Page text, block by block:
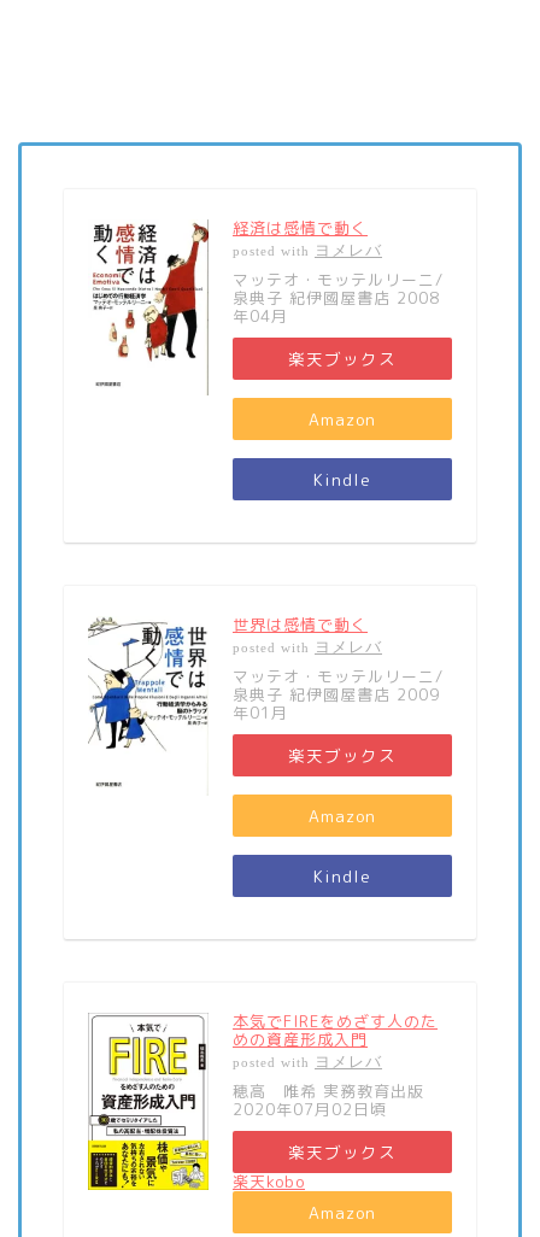
経済は感情で動く
posted with ヨメレバ
マッテオ・モッテルリーニ/
泉典子 紀伊國屋書店 2008
年04月
楽天ブックス
Amazon
Kindle
世界は感情で動く
posted with ヨメレバ
マッテオ・モッテルリーニ/
泉典子 紀伊國屋書店 2009
年01月
楽天ブックス
Amazon
Kindle
本気でFIREをめざす人のた
めの資産形成入門
posted with ヨメレバ
穂高 唯希 実務教育出版
2020年07月02日頃
楽天ブックス
楽天kobo
Amazon